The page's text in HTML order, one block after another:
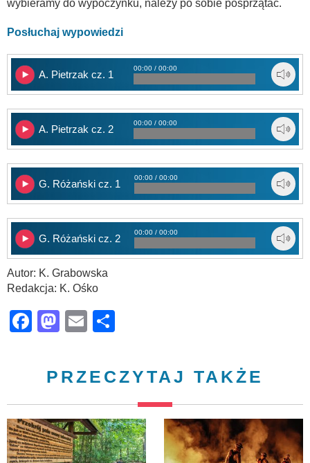
wybieramy do wypoczynku, należy po sobie posprzątać.
Posłuchaj wypowiedzi
A. Pietrzak cz. 1
00:00 / 00:00
A. Pietrzak cz. 2
00:00 / 00:00
G. Różański cz. 1
00:00 / 00:00
G. Różański cz. 2
00:00 / 00:00
Autor: K. Grabowska
Redakcja: K. Ośko
Facebook
Mastodon
Email
PRZECZYTAJ TAKŻE